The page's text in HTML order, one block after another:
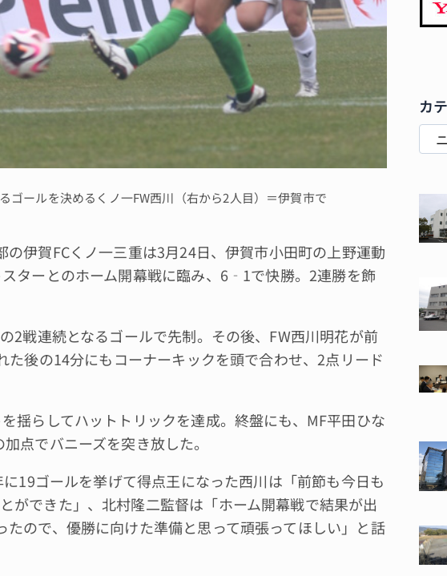
ゴールを決めるくノ一FW西川（右から2人目）＝伊賀市で
伊賀FCくノ一三重は3月24日、伊賀市小田町の上野運動
ターとのホーム開幕戦に臨み、6‐1で快勝。2連勝を飾
2戦連続となるゴールで先制。その後、FW西川明花が前
た後の14分にもコーナーキックを頭で合わせ、2点リード
揺らしてハットトリックを達成。終盤にも、MF平田ひな
点でバニーズを突き放した。
19ゴールを挙げて得点王になった西川は「前節も今日も
ができた」、北村隆二監督は「ホーム開幕戦で結果が出
ので、優勝に向けた準備と思って頑張ってほしい」と話
カ